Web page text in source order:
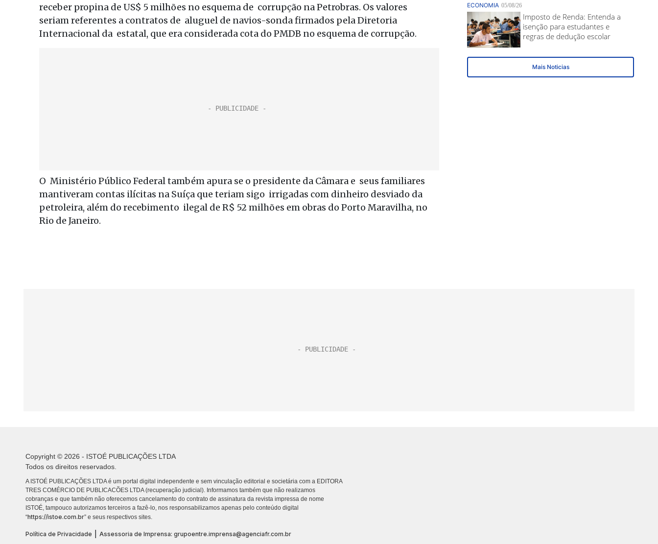
receber propina de US$ 5 milhões no esquema de corrupção na Petrobras. Os valores
seriam referentes a contratos de aluguel de navios-sonda firmados pela Diretoria
Internacional da estatal, que era considerada cota do PMDB no esquema de corrupção.
O Ministério Público Federal também apura se o presidente da Câmara e seus familiares
mantiveram contas ilícitas na Suíça que teriam sigo irrigadas com dinheiro desviado da
petroleira, além do recebimento ilegal de R$ 52 milhões em obras do Porto Maravilha, no
Rio de Janeiro.
Copyright © 2026 - ISTOÉ PUBLICAÇÕES LTDA
Todos os direitos reservados.
A ISTOÉ PUBLICAÇÕES LTDA é um portal digital independente e sem vinculação editorial e societária com a EDITORA
TRES COMÉRCIO DE PUBLICACÕES LTDA (recuperação judicial). Informamos também que não realizamos
cobranças e que também não oferecemos cancelamento do contrato de assinatura da revista impressa de nome
ISTOÉ, tampouco autorizamos terceiros a fazê-lo, nos responsabilizamos apenas pelo conteúdo digital
“https://istoe.com.br” e seus respectivos sites.
Política de Privacidade Assessoria de Imprensa: grupoentre.imprensa@agenciafr.com.br